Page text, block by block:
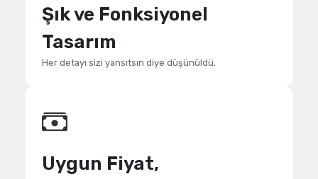
Şık ve Fonksiyonel
Tasarım
Her detayı sizi yansıtsın diye düşünüldü.
Uygun Fiyat,